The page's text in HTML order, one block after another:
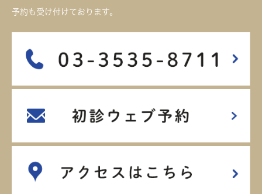
予約も受け付けております。